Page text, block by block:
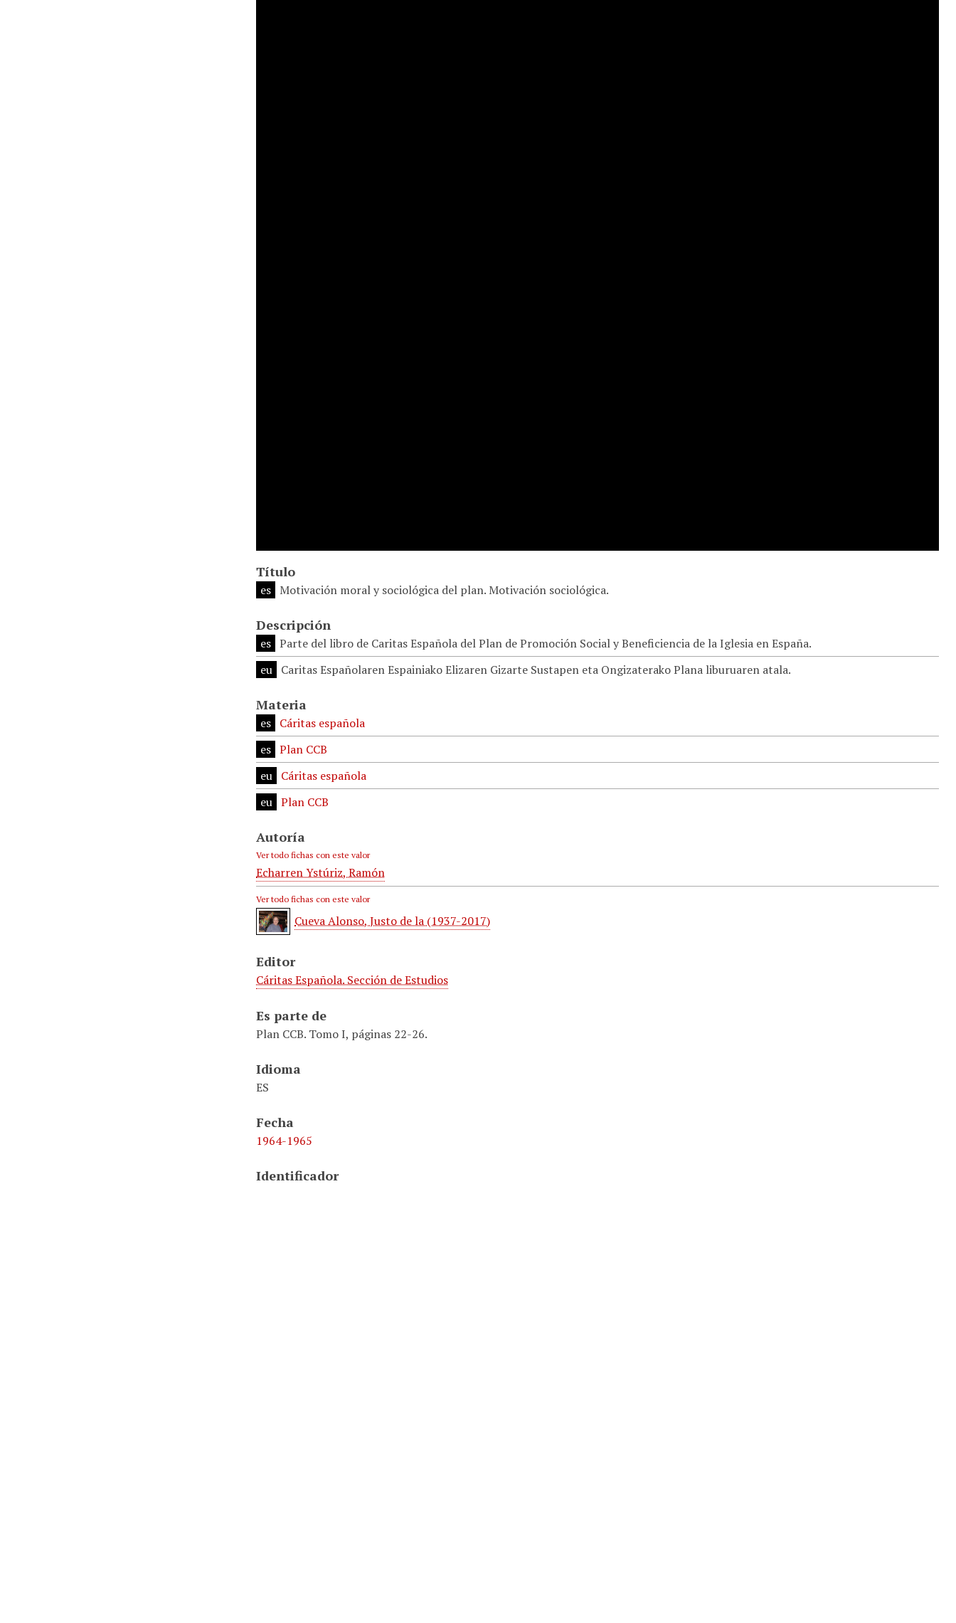
Título
es Motivación moral y sociológica del plan. Motivación sociológica.
Descripción
es Parte del libro de Caritas Española del Plan de Promoción Social y Beneficiencia de la Iglesia en España.
eu Caritas Españolaren Espainiako Elizaren Gizarte Sustapen eta Ongizaterako Plana liburuaren atala.
Materia
es Cáritas española
es Plan CCB
eu Cáritas española
eu Plan CCB
Autoría
Ver todo fichas con este valor
Echarren Ystúriz, Ramón
Ver todo fichas con este valor
Cueva Alonso, Justo de la (1937-2017)
Editor
Cáritas Española. Sección de Estudios
Es parte de
Plan CCB. Tomo I, páginas 22-26.
Idioma
ES
Fecha
1964-1965
Identificador